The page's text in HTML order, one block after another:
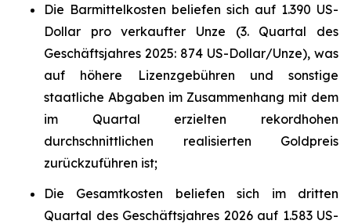
Die Barmittelkosten beliefen sich auf 1.390 US-
Dollar pro verkaufter Unze (3. Quartal des
Geschäftsjahres 2025: 874 US-Dollar/Unze), was
auf höhere Lizenzgebühren und sonstige
staatliche Abgaben im Zusammenhang mit dem
im Quartal erzielten rekordhohen
durchschnittlichen realisierten Goldpreis
zurückzuführen ist;
Die Gesamtkosten beliefen sich im dritten
Quartal des Geschäftsjahres 2026 auf 1.583 US-